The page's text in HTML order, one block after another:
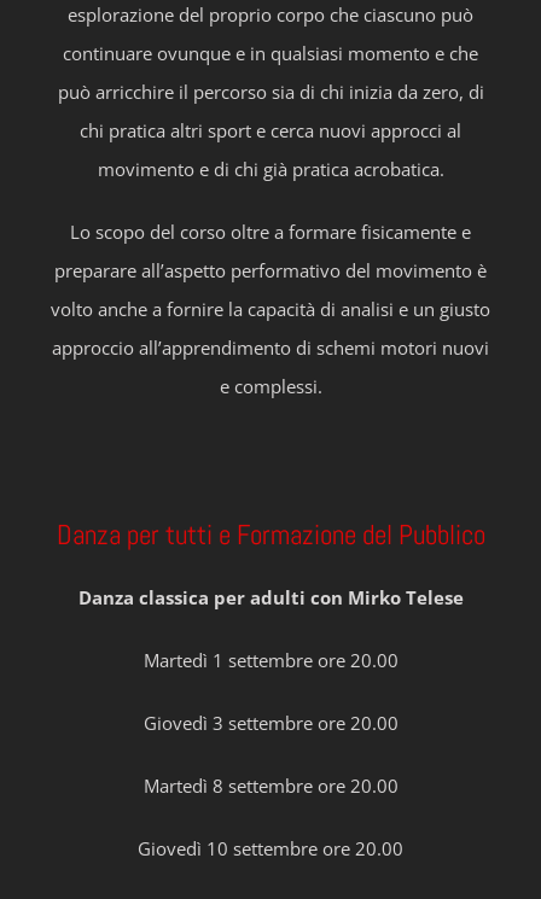
esplorazione del proprio corpo che ciascuno può
continuare ovunque e in qualsiasi momento e che
può arricchire il percorso sia di chi inizia da zero, di
chi pratica altri sport e cerca nuovi approcci al
movimento e di chi già pratica acrobatica.
Lo scopo del corso oltre a formare fisicamente e
preparare all’aspetto performativo del movimento è
volto anche a fornire la capacità di analisi e un giusto
approccio all’apprendimento di schemi motori nuovi
e complessi.
Danza per tutti e Formazione del Pubblico
Danza classica per adulti con Mirko Telese
Martedì 1 settembre ore 20.00
Giovedì 3 settembre ore 20.00
Martedì 8 settembre ore 20.00
Giovedì 10 settembre ore 20.00